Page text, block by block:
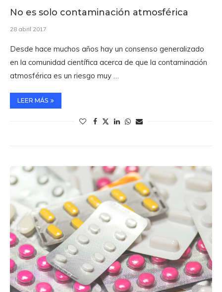
No es solo contaminación atmosférica
28 abril 2017
Desde hace muchos años hay un consenso generalizado
en la comunidad científica acerca de que la contaminación
atmosférica es un riesgo muy …
LEER MÁS